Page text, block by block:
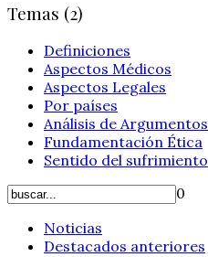
Temas (2)
Definiciones
Aspectos Médicos
Aspectos Legales
Por países
Análisis de Argumentos
Fundamentación Ética
Sentido del sufrimiento
0
Noticias
Destacados anteriores